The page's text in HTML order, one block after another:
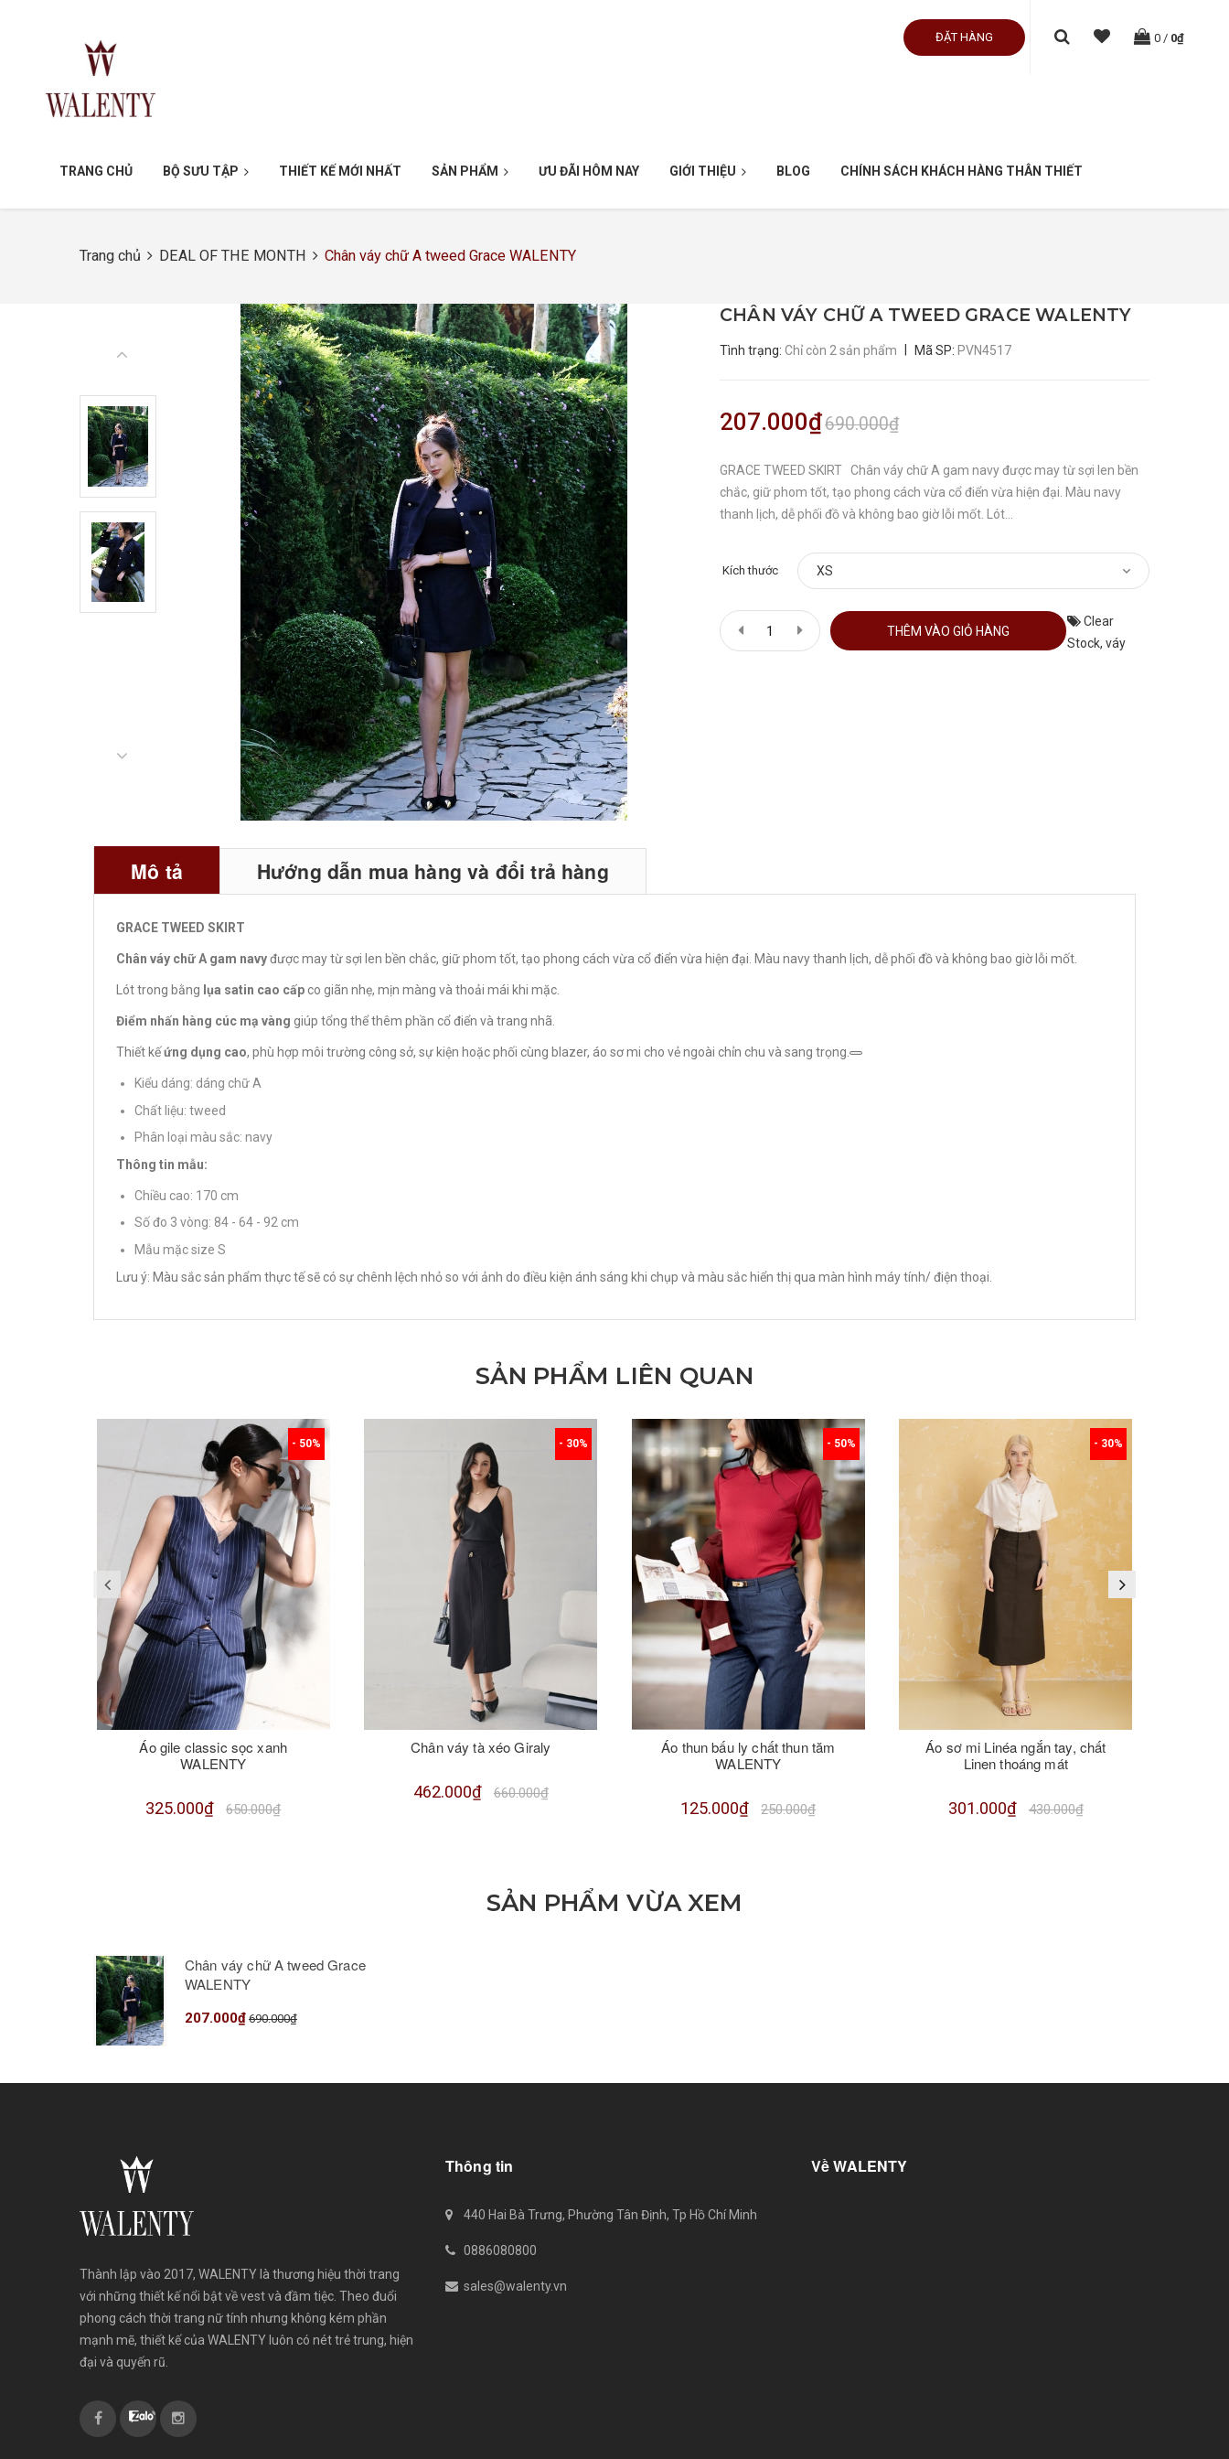
ĐẶT HÀNG 0 / 0₫
TRANG CHỦ BỘ SƯU TẬP THIẾT KẾ MỚI NHẤT SẢN PHẨM ƯU ĐÃI HÔM NAY GIỚI THIỆU BLOG CHÍNH SÁCH KHÁCH HÀNG THÂN THIẾT
Trang chủ DEAL OF THE MONTH Chân váy chữ A tweed Grace WALENTY
CHÂN VÁY CHỮ A TWEED GRACE WALENTY
Tình trạng: Chỉ còn 2 sản phẩm Mã SP: PVN4517
207.000₫690.000₫
GRACE TWEED SKIRT Chân váy chữ A gam navy được may từ sợi len bền
chắc, giữ phom tốt, tạo phong cách vừa cổ điển vừa hiện đại. Màu navy
thanh lịch, dễ phối đồ và không bao giờ lỗi mốt. Lót...
Kích thước
THÊM VÀO GIỎ HÀNG
Clear
Stock, váy
Mô tả Hướng dẫn mua hàng và đổi trả hàng
GRACE TWEED SKIRT
Chân váy chữ A gam navyđược may từ sợi len bền chắc, giữ phom tốt, tạo phong cách vừa cổ điển vừa hiện đại. Màu navy thanh lịch, dễ phối đồ và không bao giờ lỗi mốt.
Lót trong bằng lụa satin cao cấpco giãn nhẹ, mịn màng và thoải mái khi mặc.
Điểm nhấn hàng cúc mạ vàng giúp tổng thể thêm phần cổ điển và trang nhã.
Thiết kếứng dụng cao, phù hợp môi trường công sở, sự kiện hoặc phối cùng blazer, áo sơ mi cho vẻ ngoài chỉn chu và sang trọng.
Kiểu dáng: dáng chữ A
Chất liệu: tweed
Phân loại màu sắc: navy
Thông tin mẫu:
Chiều cao: 170 cm
Số đo 3 vòng: 84 - 64 - 92 cm
Mẫu mặc size S
Lưu ý: Màu sắc sản phẩm thực tế sẽ có sự chênh lệch nhỏ so với ảnh do điều kiện ánh sáng khi chụp và màu sắc hiển thị qua màn hình máy tính/ điện thoại.
SẢN PHẨM LIÊN QUAN
- 50%
Áo gile classic sọc xanh
WALENTY
325.000₫ 650.000₫
- 30%
Chân váy tà xéo Giraly
462.000₫ 660.000₫
- 50%
Áo thun bấu ly chất thun tăm
WALENTY
125.000₫ 250.000₫
- 30%
Áo sơ mi Linéa ngắn tay, chất
Linen thoáng mát
301.000₫ 430.000₫
SẢN PHẨM VỪA XEM
Chân váy chữ A tweed Grace
WALENTY
207.000₫ 690.000₫
Thành lập vào 2017, WALENTY là thương hiệu thời trang
với những thiết kế nổi bật về vest và đầm tiệc. Theo đuổi
phong cách thời trang nữ tính nhưng không kém phần
mạnh mẽ, thiết kế của WALENTY luôn có nét trẻ trung, hiện
đại và quyến rũ.
Thông tin
440 Hai Bà Trưng, Phường Tân Định, Tp Hồ Chí Minh
0886080800
sales@walenty.vn
Về WALENTY